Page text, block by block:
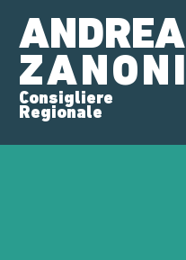
ANDREA
ZANONI
Consigliere
Regionale